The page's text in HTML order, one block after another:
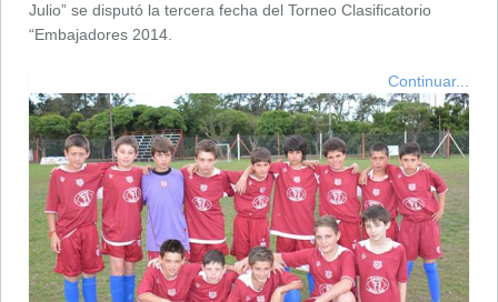
Julio” se disputó la tercera fecha del Torneo Clasificatorio
“Embajadores 2014.
Continuar...